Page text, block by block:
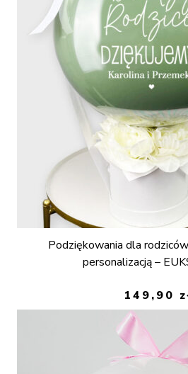
Podziękowania dla
personalizacją –
149,90